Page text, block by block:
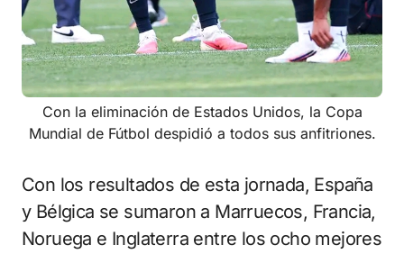
Con la eliminación de Estados Unidos, la Copa
Mundial de Fútbol despidió a todos sus anfitriones.
Con los resultados de esta jornada, España
y Bélgica se sumaron a Marruecos, Francia,
Noruega e Inglaterra entre los ocho mejores